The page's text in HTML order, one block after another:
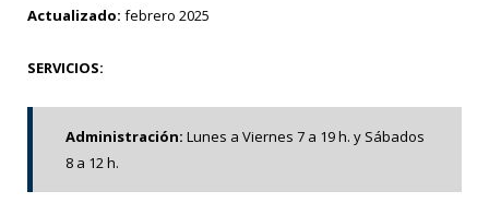
Actualizado: febrero 2025
SERVICIOS:
Administración: Lunes a Viernes 7 a 19 h. y Sábados
8 a 12 h.